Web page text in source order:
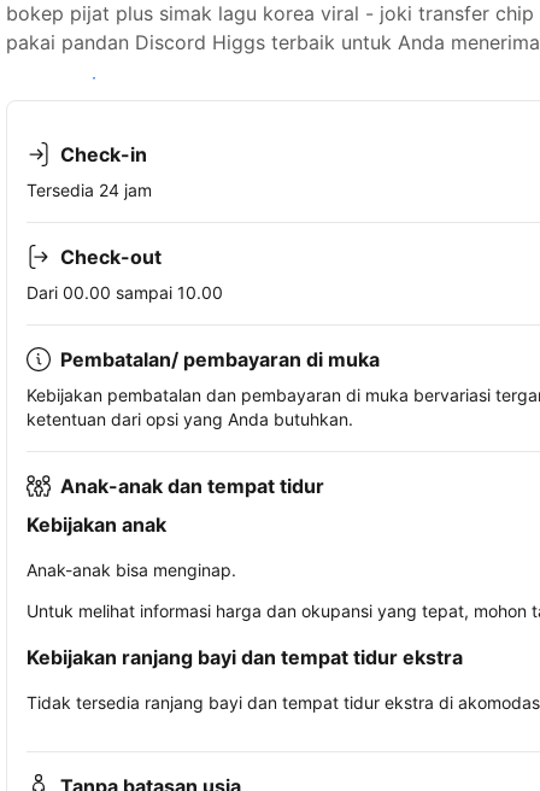
bokep pijat plus simak lagu korea viral - joki transfer
pakai pandan Discord Higgs terbaik untuk Anda
Lihat ketersediaan
Check-in
Tersedia 24 jam
Check-out
Dari 00.00 sampai 10.00
Pembatalan/ pembayaran di muka
Kebijakan pembatalan dan pembayaran di muka bervariasi
ketentuan dari opsi yang Anda butuhkan.
Anak-anak dan tempat tidur
Kebijakan anak
Anak-anak bisa menginap.
Untuk melihat informasi harga dan okupansi yang tepat,
Kebijakan ranjang bayi dan tempat tidur ekstra
Tidak tersedia ranjang bayi dan tempat tidur ekstra di